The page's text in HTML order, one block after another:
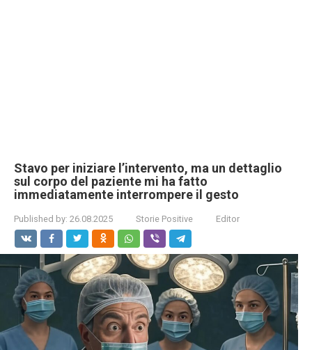
Stavo per iniziare l’intervento, ma un dettaglio
sul corpo del paziente mi ha fatto
immediatamente interrompere il gesto
Published by: 26.08.2025 Storie Positive Editor